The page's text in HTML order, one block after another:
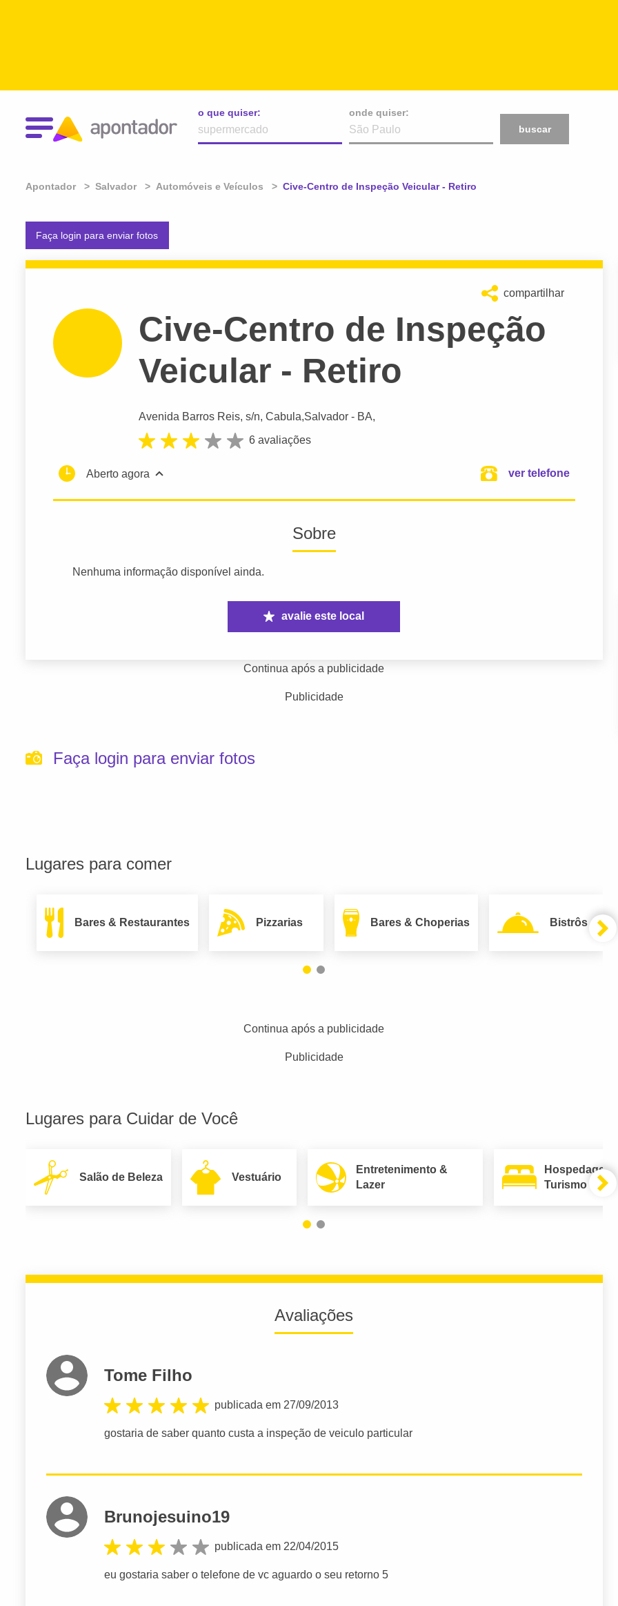
o que quiser:
onde quiser:
buscar
Apontador Salvador Automóveis e Veículos Atual:
Cive-Centro de Inspeção Veicular - Retiro
Faça login para enviar fotos
compartilhar
Cive-Centro de Inspeção
Veicular - Retiro
Avenida Barros Reis, s/n, Cabula,Salvador - BA,
6 avaliações
Aberto agora ver telefone
Sobre
Nenhuma informação disponível ainda.
avalie este local
Continua após a publicidade
Publicidade
Faça login para enviar fotos
Lugares para comer
Bares & Restaurantes Pizzarias Bares & Choperias Bistrôs
Continua após a publicidade
Publicidade
Lugares para Cuidar de Você
Salão de Beleza Vestuário
Entretenimento &
Lazer
Hospedagem
Turismo
Avaliações
Tome Filho
publicada em 27/09/2013
gostaria de saber quanto custa a inspeção de veiculo particular
Brunojesuino19
publicada em 22/04/2015
eu gostaria saber o telefone de vc aguardo o seu retorno 5